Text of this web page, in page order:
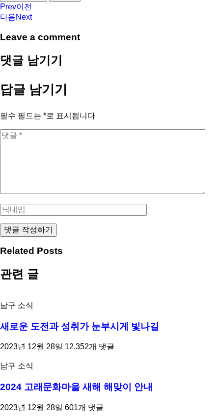
Prev이전
다음Next
Leave a comment
댓글 남기기
답글 남기기
필수 필드는 *로 표시됩니다
Related Posts
관련 글
남구 소식
새로운 도전과 성취가 눈부시게 빛나길
2023년 12월 28일 12,352개 댓글
남구 소식
2024 고래문화마을 새해 해맞이 안내
2023년 12월 28일 601개 댓글